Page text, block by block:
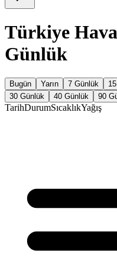
Türkiye
Günlük
Bugün Yarın 7 Günlük
30 Günlük
40 Günlük 90
TarihDurumSıcaklıkYağış